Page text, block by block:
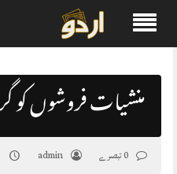
Skip
contentمنشیات فروشوں کو
admin